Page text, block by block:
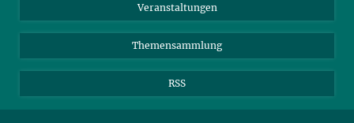
Veranstaltungen
Themensammlung
RSS